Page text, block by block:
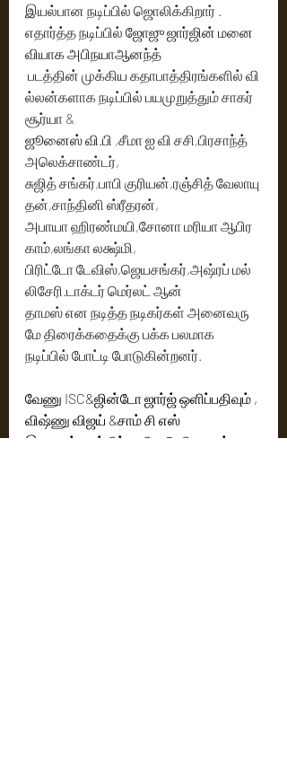
இயல்பான நடிப்பில் ஜொலிக்கிறார் .
எதார்த்த நடிப்பில் ஜோஜு ஜார்ஜின் மனை
வியாக அபிநயாஆனந்த்
படத்தின் முக்கிய கதாபாத்திரங்களில் வி
ல்லன்களாக நடிப்பில் பயமுறுத்தும் சாகர்
சூர்யா &
ஜூனைஸ் வி.பி ,சீமா ஐ வி சசி,பிரசாந்த்
அலெக்சாண்டர்,
சுஜித் சங்கர்,பாபி குரியன்,ரஞ்சித் வேலாயு
தன்,சாந்தினி ஸ்ரீதரன்,
அபாயா ஹிரண்மயி,சோனா மரியா ஆபிர
காம்,லங்கா லக்ஷ்மி,
பிரிட்டோ டேவிஸ்,ஜெயசங்கர்,அஷ்ரப் மல்
லிசேரி.டாக்டர் மெர்லட் ஆன்
தாமஸ் என நடித்த நடிகர்கள் அனைவரு
மே திரைக்கதைக்கு பக்க பலமாக
நடிப்பில் போட்டி போடுகின்றனர்.
வேணு ISC&ஜின்டோ ஜார்ஜ் ஒளிப்பதிவும் ,
விஷ்ணு விஜய் &சாம் சி எஸ்
இசையும் படத்திற்கு மிக பெரிய பலம் .